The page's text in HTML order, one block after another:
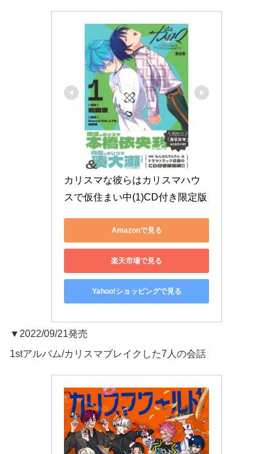
カリスマな彼らはカリスマハウ
スで仮住まい中(1)CD付き限定版
Amazonで見る
楽天市場で見る
Yahoo!ショッピングで見る
▼2022/09/21発売
1stアルバム/カリスマブレイクした7人の会話